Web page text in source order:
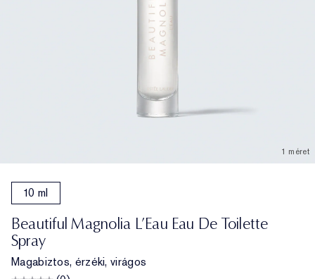
1 méret
10 ml
Beautiful Magnolia L’Eau Eau De Toilette
Spray
Magabiztos, érzéki, virágos